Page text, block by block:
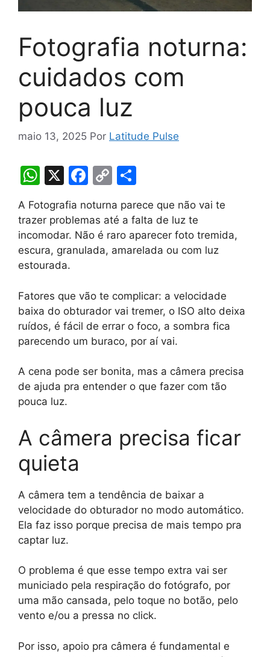
Fotografia noturna:
cuidados com
pouca luz
maio 13, 2025 Por Latitude Pulse
W
at
s
A
p
p
X
F
c
e
b
o
k
C
p
y
Li
k
ar
e
A Fotografia noturna parece que não vai te
trazer problemas até a falta de luz te
incomodar. Não é raro aparecer foto tremida,
escura, granulada, amarelada ou com luz
estourada.
Fatores que vão te complicar: a velocidade
baixa do obturador vai tremer, o ISO alto deixa
ruídos, é fácil de errar o foco, a sombra fica
parecendo um buraco, por aí vai.
A cena pode ser bonita, mas a câmera precisa
de ajuda pra entender o que fazer com tão
pouca luz.
A câmera precisa ficar
quieta
A câmera tem a tendência de baixar a
velocidade do obturador no modo automático.
Ela faz isso porque precisa de mais tempo pra
captar luz.
O problema é que esse tempo extra vai ser
municiado pela respiração do fotógrafo, por
uma mão cansada, pelo toque no botão, pelo
vento e/ou a pressa no click.
Por isso, apoio pra câmera é fundamental e